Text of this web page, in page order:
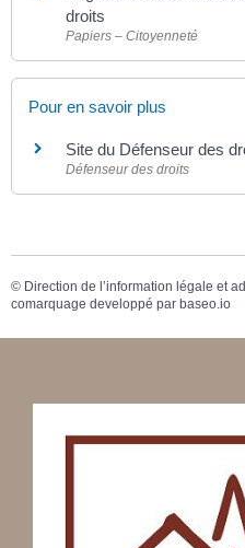
droits
Papiers – Citoyenneté
Pour en savoir plus
Site du Défenseur des
Défenseur des droits
© Direction de l’information légale et
comarquage developpé par baseo.io